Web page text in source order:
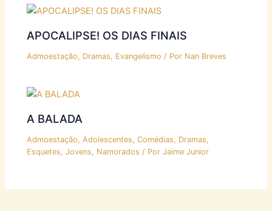
APOCALIPSE! OS DIAS FINAIS
Admoestação, Dramas, Evangelismo / Por Nan Breves
A BALADA
Admoestação,Adolescentes,Comédias, Dramas,
Esquetes,Jovens, Namorados / PorJaime Junior